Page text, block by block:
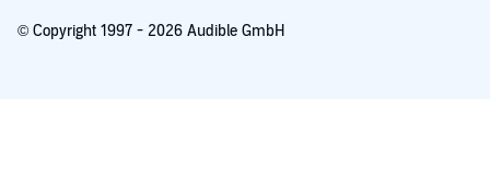
© Copyright 1997 - 2026 Audible GmbH